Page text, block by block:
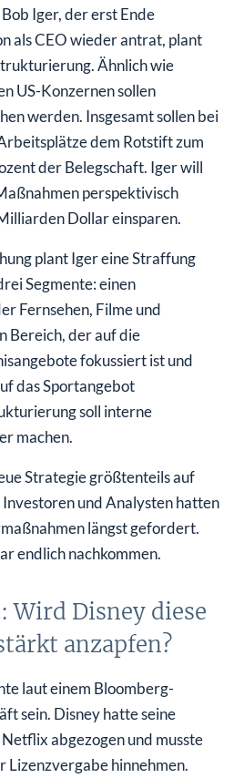
Iger, der erst Ende
als CEO wieder antrat, plant
Ähnlich wie
US-Konzernen sollen
werden. Insgesamt sollen bei
dem Rotstift zum
der Belegschaft. Iger will
perspektivisch
Dollar einsparen.
plant Iger eine Straffung
Segmente: einen
Fernsehen, Filme und
Bereich, der auf die
fokussiert ist und
das Sportangebot
soll interne
machen.
Strategie größtenteils auf
und Analysten hatten
längst gefordert.
endlich nachkommen.
Wird Disney diese
anzapfen?
laut einem Bloomberg-
sein. Disney hatte seine
abgezogen und musste
Lizenzvergabe hinnehmen.